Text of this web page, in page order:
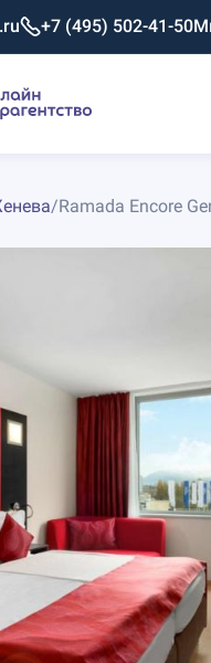
+7 (495) 502-41-50
/Ramada Encore